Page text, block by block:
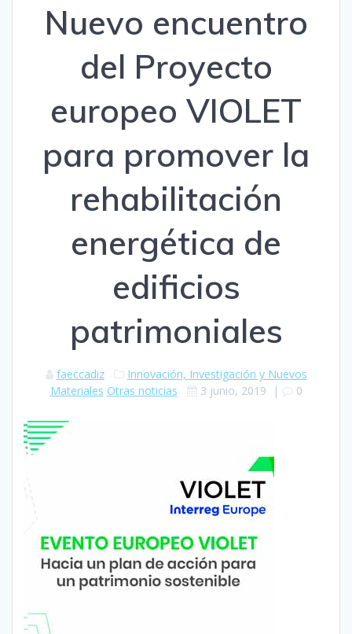
Nuevo encuentro
del Proyecto
europeo VIOLET
para promover la
rehabilitación
energética de
edificios
patrimoniales
faeccadiz
Innovación, Investigación y Nuevos
Materiales Otras noticias 3 junio, 2019 | 0